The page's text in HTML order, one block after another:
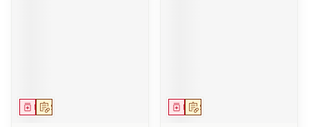
Sur prescription
Médicament Sur prescription
Médicament